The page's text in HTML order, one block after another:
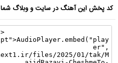
کد پخش این آهنگ در سایت و وبلاگ شما